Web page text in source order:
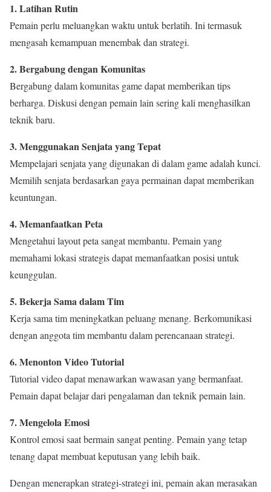
1. Latihan Rutin
Pemain perlu meluangkan waktu untuk berlatih. Ini termasuk
mengasah kemampuan menembak dan strategi.
2. Bergabung dengan Komunitas
Bergabung dalam komunitas game dapat memberikan tips
berharga. Diskusi dengan pemain lain sering kali menghasilkan
teknik baru.
3. Menggunakan Senjata yang Tepat
Mempelajari senjata yang digunakan di dalam game adalah kunci.
Memilih senjata berdasarkan gaya permainan dapat memberikan
keuntungan.
4. Memanfaatkan Peta
Mengetahui layout peta sangat membantu. Pemain yang
memahami lokasi strategis dapat memanfaatkan posisi untuk
keunggulan.
5. Bekerja Sama dalam Tim
Kerja sama tim meningkatkan peluang menang. Berkomunikasi
dengan anggota tim membantu dalam perencanaan strategi.
6. Menonton Video Tutorial
Tutorial video dapat menawarkan wawasan yang bermanfaat.
Pemain dapat belajar dari pengalaman dan teknik pemain lain.
7. Mengelola Emosi
Kontrol emosi saat bermain sangat penting. Pemain yang tetap
tenang dapat membuat keputusan yang lebih baik.
Dengan menerapkan strategi-strategi ini, pemain akan merasakan